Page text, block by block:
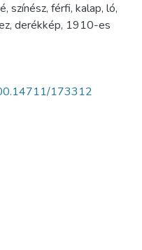
, színész, férfi, kalap, ló,
, derékkép, 1910-es
173312